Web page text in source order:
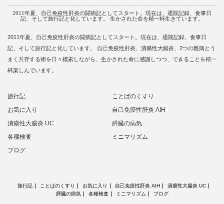
2011年夏、自己免疫性肝炎の闘病記としてスタート。現在は、通院記録、食事日
記、そして旅行記と化しています。 生かされた命を精一杯生きています。
2011年夏、自己免疫性肝炎の闘病記としてスタート。現在は、通院記録、食事日
記、そして旅行記と化しています。 自己免疫性肝炎、潰瘍性大腸炎、2つの難病とう
まく共存する術を日々模索しながら、生かされた命に感謝しつつ、できることを精一
杯楽しんでいます。
旅行記
ことばのくすり
お気に入り
自己免疫性肝炎 AIH
潰瘍性大腸炎 UC
膵臓の病気
各種検査
ミニマリズム
ブログ
旅行記 ことばのくすり お気に入り 自己免疫性肝炎 AIH
潰瘍性大腸炎 UC
膵臓の病気
各種検査 ミニマリズム ブログ